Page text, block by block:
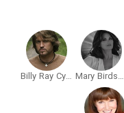
Mary Birdsong
Billy Ray Cyrus